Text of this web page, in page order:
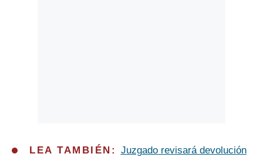
LEA TAMBIÉN: Juzgado revisará devolución